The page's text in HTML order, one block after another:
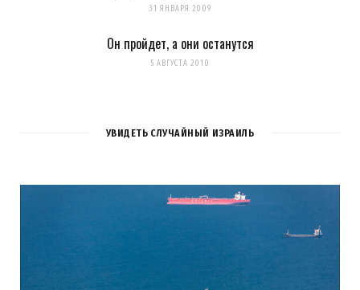
31 ЯНВАРЯ 2009
Он пройдет, а они останутся
5 АВГУСТА 2010
УВИДЕТЬ СЛУЧАЙНЫЙ ИЗРАИЛЬ